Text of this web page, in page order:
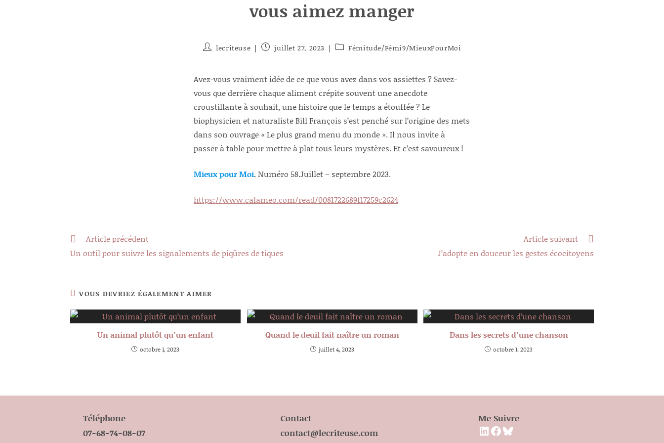
vous aimez manger
Auteur/autrice
publication :
lecriteuse
Publication
juillet 27, 2023
PostFémitude/Fémi9/MieuxPourMoi
Avez-vous vraiment idée de ce que vous avez dans vos assiettes ? Savez-
vous que derrière chaque aliment crépite souvent une anecdote
croustillante à souhait, une histoire que le temps a étouffée ? Le
biophysicien et naturaliste Bill François s’est penché sur l’origine des mets
dans son ouvrage « Le plus grand menu du monde ». Il nous invite à
passer à table pour mettre à plat tous leurs mystères. Et c’est savoureux !
Mieux pour Moi.Numéro 58.Juillet – septembre 2023.
https://www.calameo.com/read/0081722689f17259c2624
Read
articles
Article précédent
Un outil pour suivre les signalements de piqûres de tiques
Article suivant
J’adopte en douceur les gestes écocitoyens
VOUS DEVRIEZ ÉGALEMENT AIMER
Un animal plutôt qu’un enfant
octobre 1, 2023
Quand le deuil fait naître un roman
juillet 4, 2023
Dans les secrets d’une chanson
octobre 1, 2023
Téléphone
07-68-74-08-07
Contact
contact@lecriteuse.com
Me Suivre
LinkedIn
Facebook
Bluesky